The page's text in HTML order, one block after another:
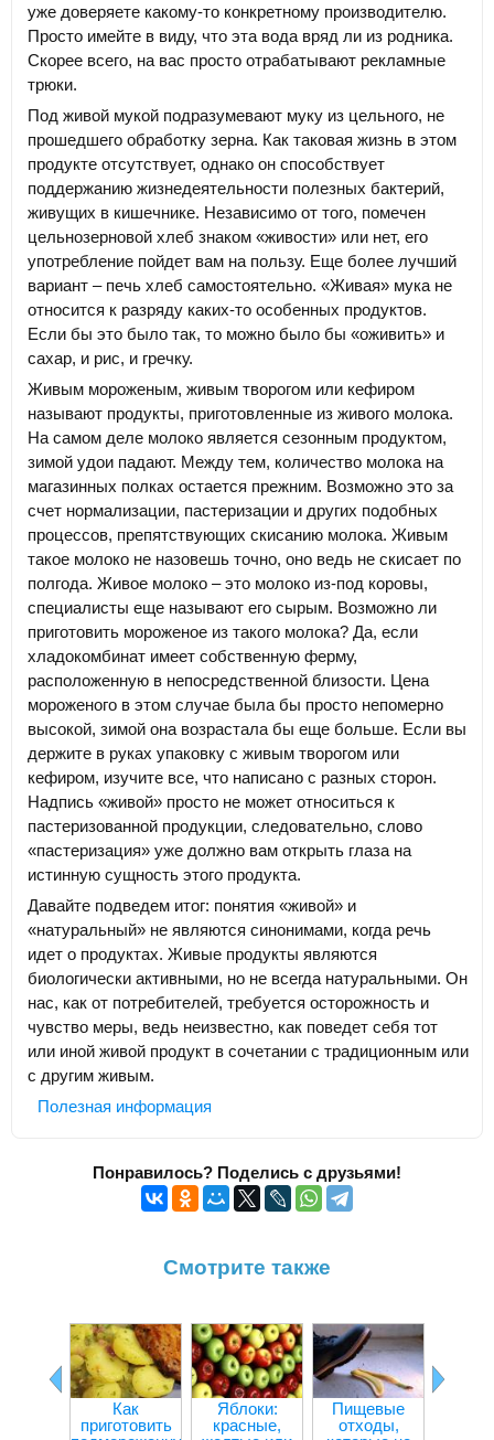
уже доверяете какому-то конкретному производителю.
Просто имейте в виду, что эта вода вряд ли из родника.
Скорее всего, на вас просто отрабатывают рекламные
трюки.
Под живой мукой подразумевают муку из цельного, не
прошедшего обработку зерна. Как таковая жизнь в этом
продукте отсутствует, однако он способствует
поддержанию жизнедеятельности полезных бактерий,
живущих в кишечнике. Независимо от того, помечен
цельнозерновой хлеб знаком «живости» или нет, его
употребление пойдет вам на пользу. Еще более лучший
вариант – печь хлеб самостоятельно. «Живая» мука не
относится к разряду каких-то особенных продуктов.
Если бы это было так, то можно было бы «оживить» и
сахар, и рис, и гречку.
Живым мороженым, живым творогом или кефиром
называют продукты, приготовленные из живого молока.
На самом деле молоко является сезонным продуктом,
зимой удои падают. Между тем, количество молока на
магазинных полках остается прежним. Возможно это за
счет нормализации, пастеризации и других подобных
процессов, препятствующих скисанию молока. Живым
такое молоко не назовешь точно, оно ведь не скисает по
полгода. Живое молоко – это молоко из-под коровы,
специалисты еще называют его сырым. Возможно ли
приготовить мороженое из такого молока? Да, если
хладокомбинат имеет собственную ферму,
расположенную в непосредственной близости. Цена
мороженого в этом случае была бы просто непомерно
высокой, зимой она возрастала бы еще больше. Если вы
держите в руках упаковку с живым творогом или
кефиром, изучите все, что написано с разных сторон.
Надпись «живой» просто не может относиться к
пастеризованной продукции, следовательно, слово
«пастеризация» уже должно вам открыть глаза на
истинную сущность этого продукта.
Давайте подведем итог: понятия «живой» и
«натуральный» не являются синонимами, когда речь
идет о продуктах. Живые продукты являются
биологически активными, но не всегда натуральными. Он
нас, как от потребителей, требуется осторожность и
чувство меры, ведь неизвестно, как поведет себя тот
или иной живой продукт в сочетании с традиционным или
с другим живым.
Полезная информация
Понравилось? Поделись с друзьями!
Смотрите также
Как
приготовить
Яблоки:
красные,
Пищевые
отходы,